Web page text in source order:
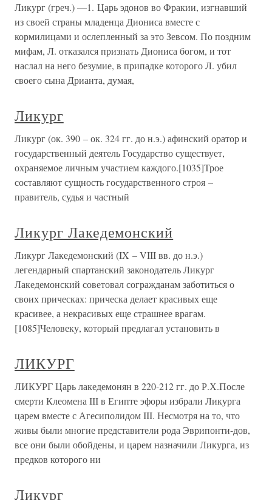
Ликург (греч.) —1. Царь эдонов во Фракии, изгнавший
из своей страны младенца Диониса вместе с
кормилицами и ослепленный за это Зевсом. По поздним
мифам, Л. отказался признать Диониса богом, и тот
наслал на него безумие, в припадке которого Л. убил
своего сына Дрианта, думая,
Ликург
Ликург (ок. 390 – ок. 324 гг. до н.э.) афинский оратор и
государственный деятель Государство существует,
охраняемое личным участием каждого.[1035]Трое
составляют сущность государственного строя –
правитель, судья и частный
Ликург Лакедемонский
Ликург Лакедемонский (IX – VIII вв. до н.э.)
легендарный спартанский законодатель Ликург
Лакедемонский советовал согражданам заботиться о
своих прическах: прическа делает красивых еще
красивее, а некрасивых еще страшнее врагам.
[1085]Человеку, который предлагал установить в
ЛИКУРГ
ЛИКУРГ Царь лакедемонян в 220-212 гг. до Р.Х.После
смерти Клеомена III в Египте эфоры избрали Ликурга
царем вместе с Агесиполидом III. Несмотря на то, что
живы были многие представители рода Эврипонти-дов,
все они были обойдены, и царем назначили Ликурга, из
предков которого ни
Ликург